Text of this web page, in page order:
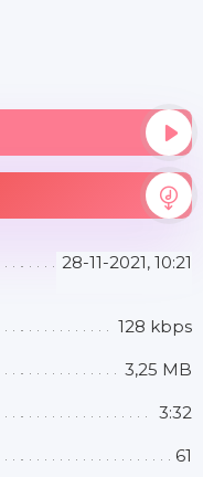
28-11-2021, 10:21
128 kbps
3,25 MB
3:32
61